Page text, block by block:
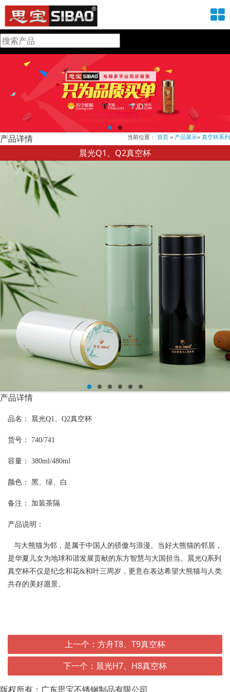
产品详情 当前位置： 首页 ›› 产品展示›› 真空杯系列
晨光Q1、Q2真空杯
产品详情
品名： 晨光Q1、Q2真空杯
货号： 740/741
容量： 380ml/480ml
颜色： 黑、绿、白
备注： 加装茶隔
产品说明：
与大熊猫为邻，是属于中国人的骄傲与浪漫。当好大熊猫的邻居，
是华夏儿女为地球和谐发展贡献的东方智慧与大国担当。晨光Q系列
真空杯不仅是纪念和花&和叶三周岁，更意在表达希望大熊猫与人类
共存的美好愿景。
上一个：方舟T8、T9真空杯
下一个：晨光H7、H8真空杯
版权所有：广东思宝不锈钢制品有限公司